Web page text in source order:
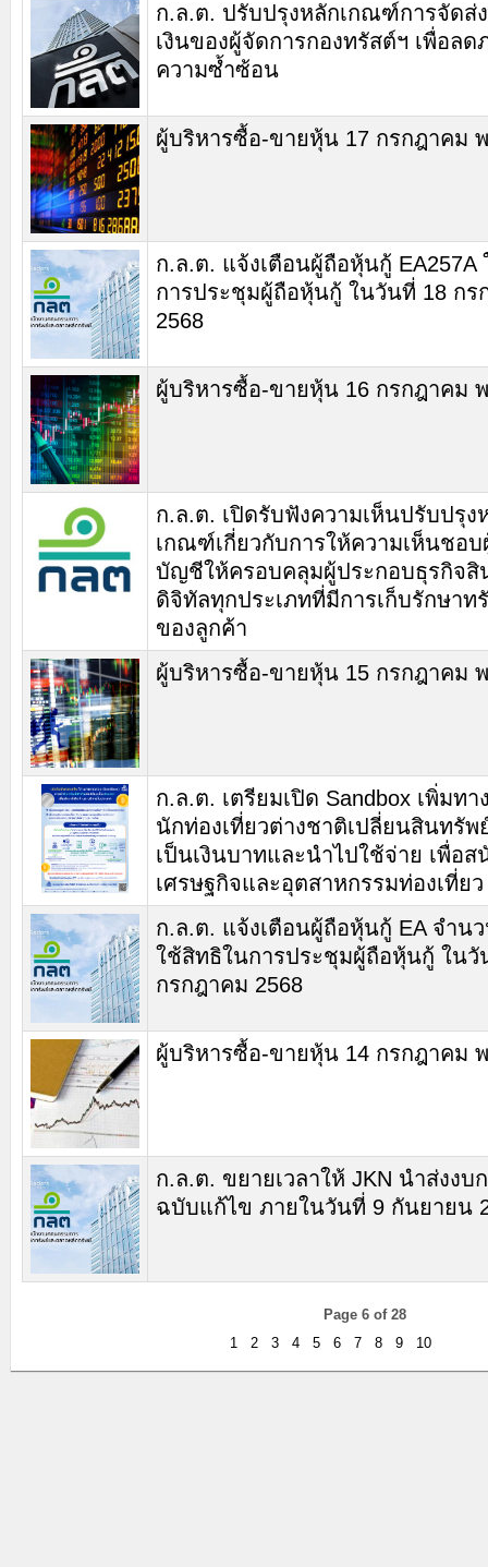
ก.ล.ต. ปรับปรุงหลักเกณฑ์การจัดส่
เงินของผู้จัดการกองทรัสต์ฯ เพื่อลด
ความซ้ำซ้อน
ผู้บริหารซื้อ-ขายหุ้น 17 กรกฎาคม
ก.ล.ต. แจ้งเตือนผู้ถือหุ้นกู้ EA257A
การประชุมผู้ถือหุ้นกู้ ในวันที่ 18 กร
2568
ผู้บริหารซื้อ-ขายหุ้น 16 กรกฎาคม
ก.ล.ต. เปิดรับฟังความเห็นปรับปรุง
เกณฑ์เกี่ยวกับการให้ความเห็นชอ
บัญชีให้ครอบคลุมผู้ประกอบธุรกิจสิ
ดิจิทัลทุกประเภทที่มีการเก็บรักษาท
ของลูกค้า
ผู้บริหารซื้อ-ขายหุ้น 15 กรกฎาคม
ก.ล.ต. เตรียมเปิด Sandbox เพิ่มทา
นักท่องเที่ยวต่างชาติเปลี่ยนสินทรัพ
เป็นเงินบาทและนำไปใช้จ่าย เพื่อ
เศรษฐกิจและอุตสาหกรรมท่องเที่ยว
ก.ล.ต. แจ้งเตือนผู้ถือหุ้นกู้ EA จำน
ใช้สิทธิในการประชุมผู้ถือหุ้นกู้ ในวั
กรกฎาคม 2568
ผู้บริหารซื้อ-ขายหุ้น 14 กรกฎาคม
ก.ล.ต. ขยายเวลาให้ JKN นำส่งงบ
ฉบับแก้ไข ภายในวันที่ 9 กันยายน
Page 6 of 28
1
2 3 4 5 6 7 8 9 10